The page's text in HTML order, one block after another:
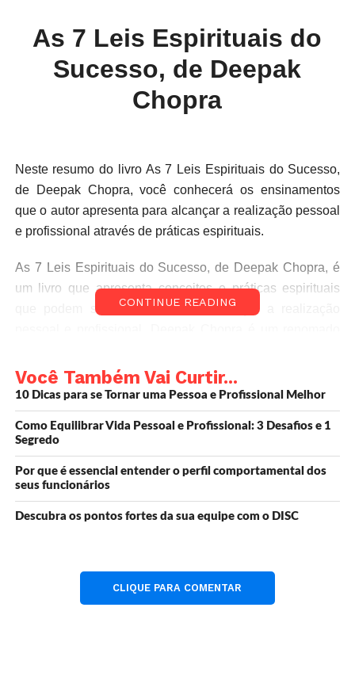
As 7 Leis Espirituais do
Sucesso, de Deepak
Chopra
Neste resumo do livro As 7 Leis Espirituais do Sucesso,
de Deepak Chopra, você conhecerá os ensinamentos
que o autor apresenta para alcançar a realização pessoal
e profissional através de práticas espirituais.
As 7 Leis Espirituais do Sucesso, de Deepak Chopra, é
um livro que apresenta conceitos e práticas espirituais
que podem ser aplicados para alcançar a realização
livros e palestras sobre espiritualidade e bem-estar.
você conhecerá os ensinamentos que o autor apresenta
para alcançar a realização em diversas áreas da vida. As
leis são baseadas em conceitos da filosofia indiana,
como o Vedanta e a Bhagavad Gita, mas apresentadas
de uma forma moderna e acessível.
As 7 Leis Espirituais do
Sucesso
CONTINUE READING
Você Também Vai Curtir...
10 Dicas para se Tornar uma Pessoa e Profissional Melhor
Como Equilibrar Vida Pessoal e Profissional: 3 Desafios e 1
Segredo
Por que é essencial entender o perfil comportamental dos
seus funcionários
Descubra os pontos fortes da sua equipe com o DISC
CLIQUE PARA COMENTAR